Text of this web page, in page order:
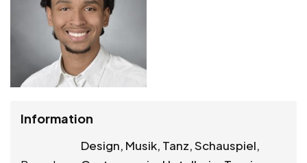
Information
Design, Musik, Tanz, Schauspiel,